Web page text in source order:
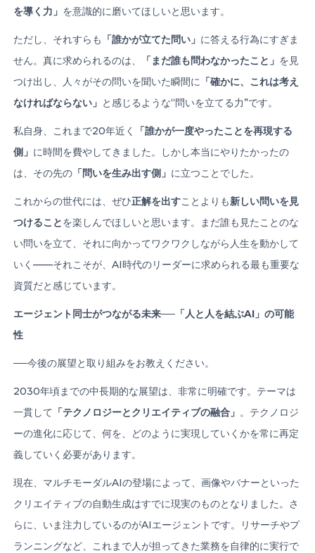
を導く力」 を意識的に磨いてほしいと思います。
ただし、それすらも 「誰かが立てた問い」 に答える行為にすぎま
せん。真に求められるのは、
「まだ誰も問わなかったこと」 を見
つけ出し、人々がその問いを聞いた瞬間に 「確かに、これは考え
なければならない」 と感じるような“問いを立てる力”です。
私自身、これまで20年近く
「誰かが一度やったことを再現する
側」 に時間を費やしてきました。しかし本当にやりたかったの
は、その先の 「問いを生み出す側」 に立つことでした。
これからの世代には、ぜひ正解を出すことよりも新しい問いを見
つけることを楽しんでほしいと思います。まだ誰も見たことのな
い問いを立て、それに向かってワクワクしながら人生を動かして
いく——それこそが、AI時代のリーダーに求められる最も重要な
資質だと感じています。
エージェント同士がつながる未来── 「人と人を結ぶAI 」の可能
性
──今後の展望と取り組みをお教えください。
2030年頃までの中長期的な展望は、非常に明確です。テーマは
一貫して 「テクノロジーとクリエイティブの融合」 。テクノロジ
ーの進化に応じて、何を、どのように実現していくかを常に再定
義していく必要があります。
現在、マルチモーダルAIの登場によって、画像やバナーといった
クリエイティブの自動生成はすでに現実のものとなりました。さ
らに、いま注力しているのがAIエージェントです。リサーチやプ
ランニングなど、これまで人が担ってきた業務を自律的に実行で